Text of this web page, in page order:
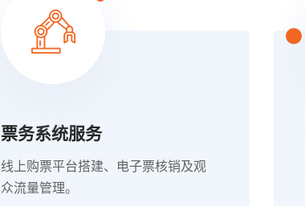
票务系统服务
线上购票平台搭建、电子票核销及观
众流量管理。